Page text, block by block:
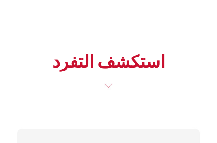
استكشف التفرد